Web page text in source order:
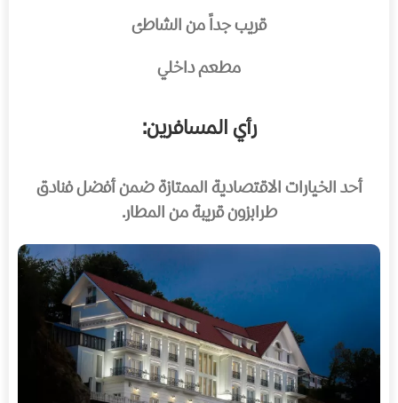
قريب جداً من الشاطئ
مطعم داخلي
رأي المسافرين:
أحد الخيارات الاقتصادية الممتازة ضمن أفضل فنادق
طرابزون قريبة من المطار.